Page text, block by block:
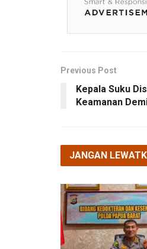
Previous Post
Kepala Suku
Keamanan
JANGAN